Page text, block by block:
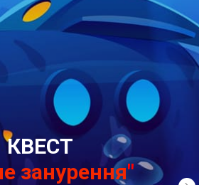
КВЕСТ
занурення"